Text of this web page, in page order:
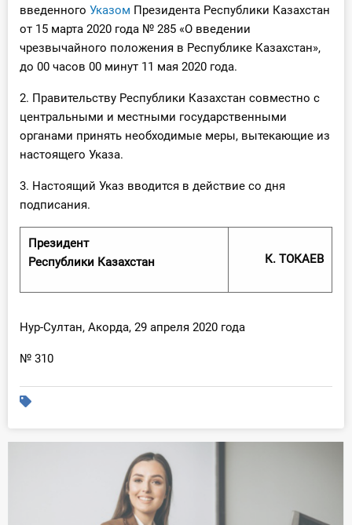
Участник ВЭД
Практика ИП
Кадры. Труд. Зарплата.
Учет по отраслям
Юридический помощник
Интернет-магазин
О Системе
Тестирование для
введенного Указом Президента Республики Казахстан
от 15 марта 2020 года № 285 «О введении
чрезвычайного положения в Республике Казахстан»,
до 00 часов 00 минут 11 мая 2020 года.
2. Правительству Республики Казахстан совместно с
центральными и местными государственными
органами принять необходимые меры, вытекающие из
настоящего Указа.
3. Настоящий Указ вводится в действие со дня
подписания.
Президент
Республики Казахстан
К. ТОКАЕВ
Нур-Султан, Акорда, 29 апреля 2020 года
№ 310